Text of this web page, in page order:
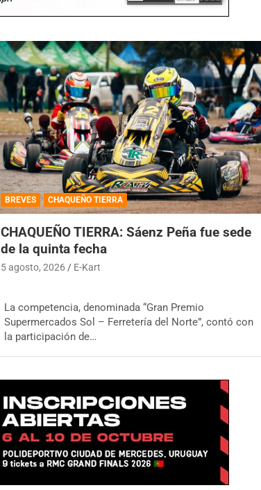
BREVES CHAQUEÑO TIERRA
CHAQUEÑO TIERRA: Sáenz Peña fue sede
de la quinta fecha
5 agosto, 2026 E-Kart
La competencia, denominada “Gran Premio
Supermercados Sol – Ferretería del Norte”, contó con
la participación de…